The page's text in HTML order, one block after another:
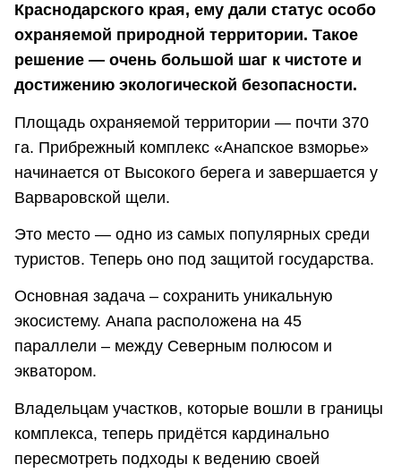
Краснодарского края, ему дали статус особо
охраняемой природной территории. Такое
решение — очень большой шаг к чистоте и
достижению экологической безопасности.
Площадь охраняемой территории — почти 370
га. Прибрежный комплекс «Анапское взморье»
начинается от Высокого берега и завершается у
Варваровской щели.
Это место — одно из самых популярных среди
туристов. Теперь оно под защитой государства.
Основная задача – сохранить уникальную
экосистему. Анапа расположена на 45
параллели – между Северным полюсом и
экватором.
Владельцам участков, которые вошли в границы
комплекса, теперь придётся кардинально
пересмотреть подходы к ведению своей